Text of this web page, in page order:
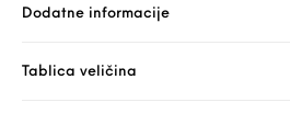
Dodatne informacije
Tablica veličina